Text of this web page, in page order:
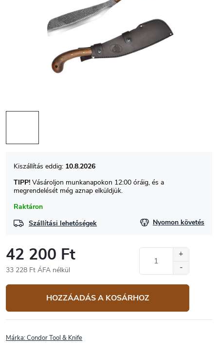
Raktáron
10.8.2026
TIPP! Vásároljon munkanapokon 12:00 óráig, és a
megrendelését még aznap elküldjük.
Szállítási lehetőségek Nyomon követés
42 200 Ft
33 228 Ft ÁFA nélkül
HOZZÁADÁS A KOSÁRHOZ
Márka:Condor Tool & Knife